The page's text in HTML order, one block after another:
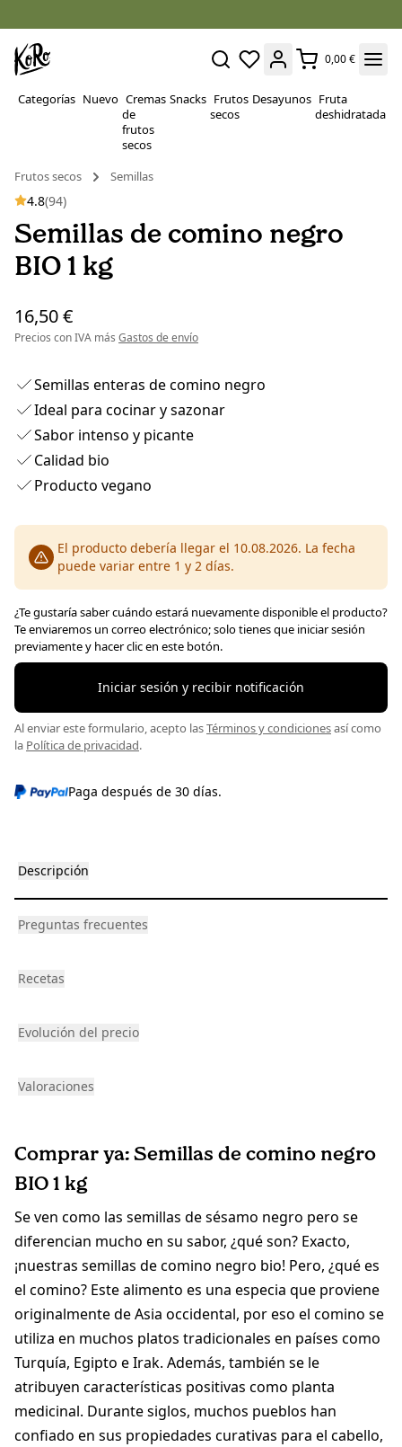
0,00 €
Categorías Nuevo Cremas
de
frutos
secos
Snacks Frutos
secos
Desayunos Fruta
deshidratada
Frutos secos Semillas
4.8(94)
Semillas de comino negro
BIO 1 kg
16,50 €
Precios con IVA más Gastos de envío
Semillas enteras de comino negro
Ideal para cocinar y sazonar
Sabor intenso y picante
Calidad bio
Producto vegano
El producto debería llegar el 10.08.2026. La fecha
puede variar entre 1 y 2 días.
¿Te gustaría saber cuándo estará nuevamente disponible el producto?
Te enviaremos un correo electrónico; solo tienes que iniciar sesión
previamente y hacer clic en este botón.
Iniciar sesión y recibir notificación
Al enviar este formulario, acepto lasTérminos y condicionesasí como
la Política de privacidad.
Paga después de 30 días.
Descripción
Preguntas frecuentes
Recetas
Evolución del precio
Valoraciones
Comprar ya: Semillas de comino negro
BIO 1 kg
Se ven como las semillas de sésamo negro pero se
diferencian mucho en su sabor, ¿qué son? Exacto,
¡nuestras semillas de comino negro bio! Pero, ¿qué es
el comino? Este alimento es una especia que proviene
originalmente de Asia occidental, por eso el comino se
utiliza en muchos platos tradicionales en países como
Turquía, Egipto e Irak. Además, también se le
atribuyen características positivas como planta
medicinal. Durante siglos, muchos pueblos han
confiado en sus propiedades curativas para el cabello,